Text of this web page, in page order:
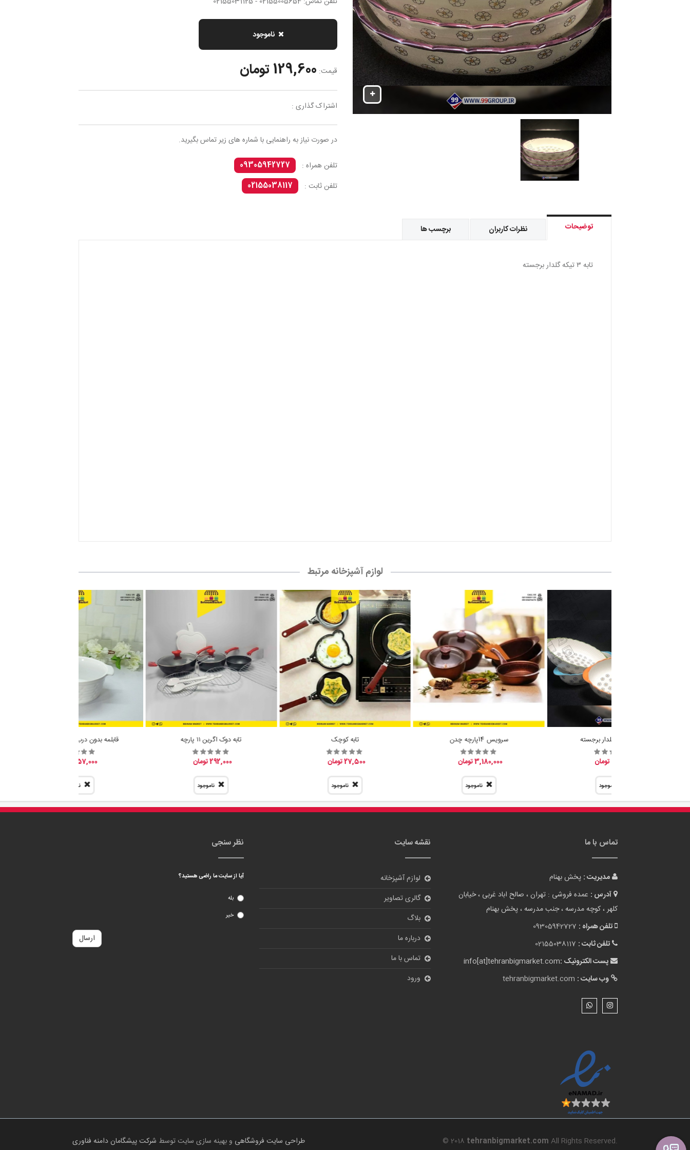
ناموجود
قیمت: 129,600 تومان
اشتراک گذاری :
در صورت نیاز به راهنمایی با شماره های زیر تماس بگیرید.
تلفن همراه :
09305942727
تلفن ثابت :
02155038117
توضیحات نظرات کاربران برچسب ها
تابه ٣ تيكه گلدار برجسته
لوازم آشپزخانه مرتبط
ناموجود
سرویس 14پارچه چدن
3,180,000 تومان
ناموجود
تابه کوچک
27,500 تومان
ناموجود
تابه دوک اگرین ۱۱ پارچه
292,000 تومان
ناموجود
قابلمه بدون درب آجری سرامیک
57,000 تومان
ناموجود
تماس با ما
مدیریت : پخش بهنام
آدرس : عمده فروشی : تهران ، صالح اباد غربی ، خیابان
کلهر ، کوچه مدرسه ، جنب مدرسه ، پخش بهنام
تلفن همراه : 09305942727
تلفن ثابت : 02155038117
پست الکترونیک :info[at]tehranbigmarket.com
وب سایت : tehranbigmarket.com
نقشه سایت
لوازم آشپزخانه
گالری تصاویر
بلاگ
درباره ما
تماس با ما
ورود
نظر سنجی
آیا از سایت ما راضی هستید؟
بله
خیر
ارسال
© 2018 tehranbigmarket.com All Rights Reserved. طراحی سایت فروشگاهی و بهینه سازی سایت توسط شرکت پیشگامان دامنه فناوری